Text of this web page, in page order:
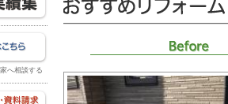
へ相談する